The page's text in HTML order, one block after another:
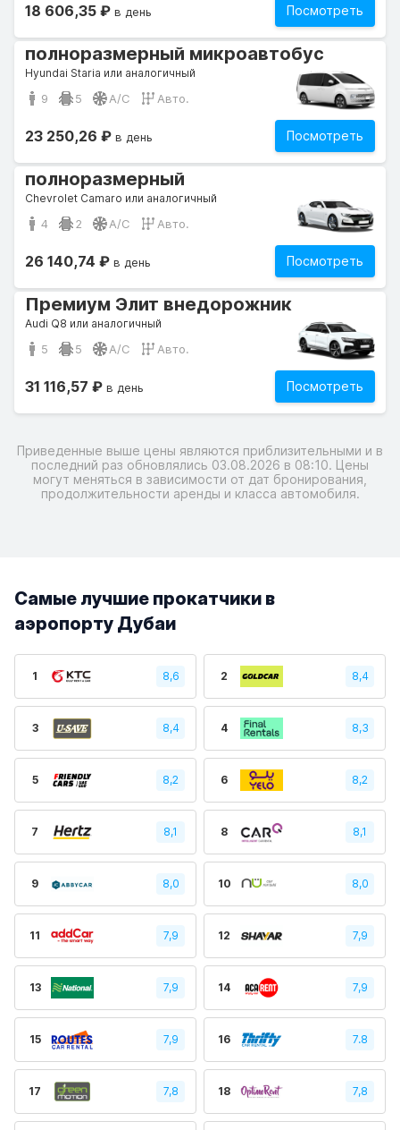
Посмотреть
18 606,35 ₽ в день
полноразмерный микроавтобус
Hyundai Staria или аналогичный
9 5 A/C Авто.
Посмотреть
23 250,26 ₽ в день
полноразмерный
Chevrolet Camaro или аналогичный
4 2 A/C Авто.
Посмотреть
26 140,74 ₽ в день
Премиум Элит внедорожник
Audi Q8 или аналогичный
5 5 A/C Авто.
Посмотреть
31 116,57 ₽ в день
Приведенные выше цены являются приблизительными и в
последний раз обновлялись 03.08.2026 в 08:10. Цены
могут меняться в зависимости от дат бронирования,
продолжительности аренды и класса автомобиля.
Самые лучшие прокатчики в
аэропорту Дубаи
1 8,6 2 8,4
3 8,4 4 8,3
5 8,2 6 8,2
7 8,1 8 8,1
9 8,0 10 8,0
11 7,9 12 7,9
13 7,9 14 7,9
15 7,9 16 7.8
17 7,8 18 7,8